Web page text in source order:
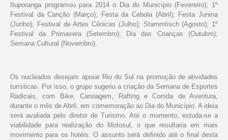
Ituporanga programou para 2014 o Dia do Município (Fevereiro); 1º
Festival da Canção (Março); Festa da Cebola (Abril); Festa Junina
(Junho); Festival de Artes Cênicas (Julho); Stammtisch (Agosto); 1º
Festival da Primavera (Setembro); Dia das Crianças (Outubro);
Semana Cultural (Novembro).
Os nucleados desejam apoiar Rio do Sul na promoção de atividades
turísticas. Por isso, o grupo sugeriu a criação da Semana de Esportes
Radicais, com Bike, Canoagem, Rafting e Corrida de Aventura,
durante o mês de Abril, em comemoração ao Dia do Município. A ideia
será avaliada pelo diretor de Turismo. Até o momento, estuda-se a
viabilidade para realização do Motosul, o que resultaria em mais
movimento para os hotéis. O assunto será definido até o final desta